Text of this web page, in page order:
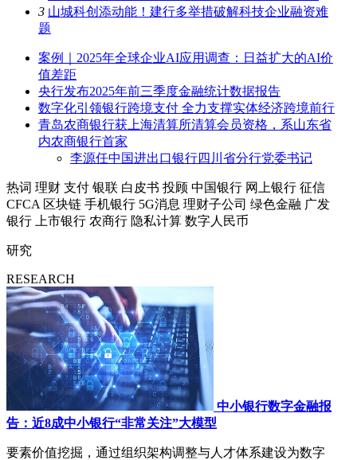
3 山城科创添动能！建行多举措破解科技企业融资难
题
案例｜2025年全球企业AI应用调查：日益扩大的AI价
值差距
央行发布2025年前三季度金融统计数据报告
数字化引领银行跨境支付 全力支撑实体经济跨境前行
青岛农商银行获上海清算所清算会员资格，系山东省
内农商银行首家
李源任中国进出口银行四川省分行党委书记
热词 理财 支付 银联 白皮书 投顾 中国银行 网上银行 征信
CFCA 区块链 手机银行 5G消息 理财子公司 绿色金融 广发
银行
上市银行 农商行 隐私计算 数字人民币
研究
RESEARCH
中小银行数字金融报
告：近8成中小银行“非常关注”大模型
要素价值挖掘，通过组织架构调整与人才体系建设为数字